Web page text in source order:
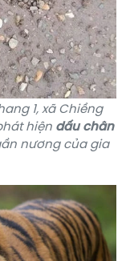
1, xã Chiềng
hiệndấu chân
nương của gia